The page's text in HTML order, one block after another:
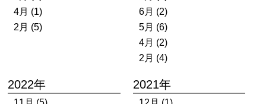
4月 (1)
2月 (5)
6月 (2)
5月 (6)
4月 (2)
2月 (4)
2022年 2021年